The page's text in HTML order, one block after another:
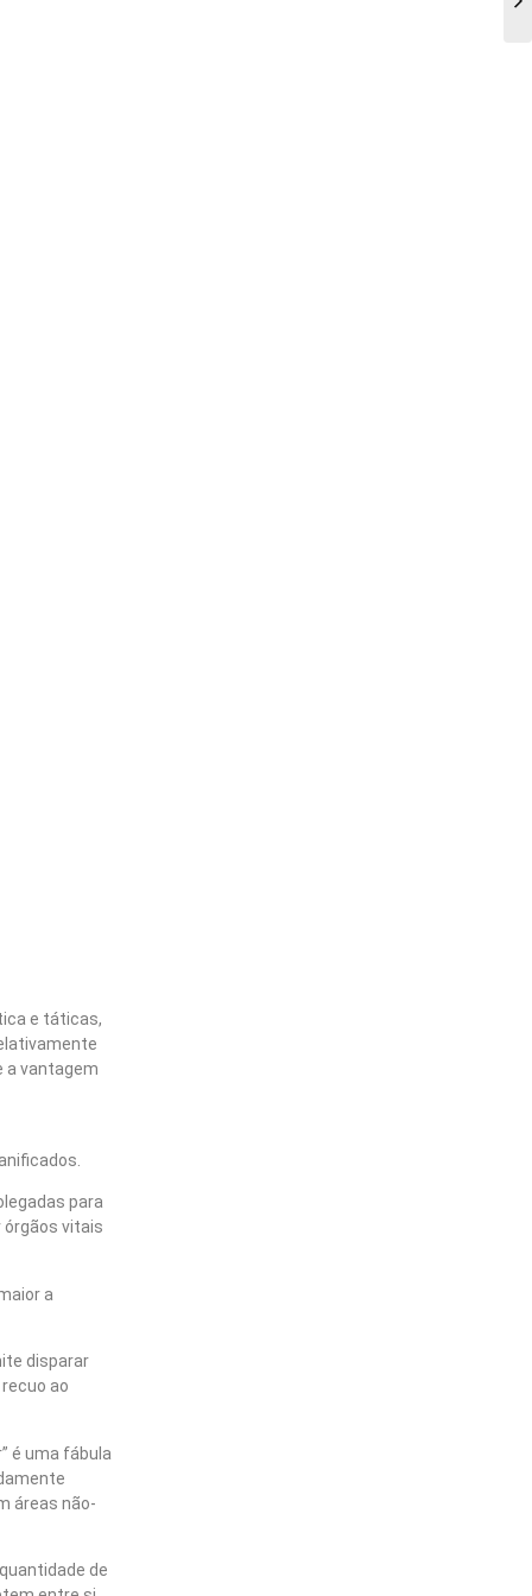
e táticas,
a vantagem
para
órgãos vitais
a
disparar
ao
é uma fábula
áreas não-
de